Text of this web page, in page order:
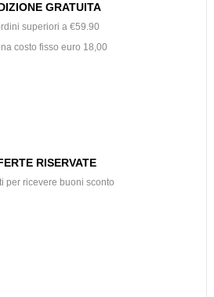
GRATUITA
superiori a €59.90
costo fisso euro 18,00
RISERVATE
per ricevere buoni sconto